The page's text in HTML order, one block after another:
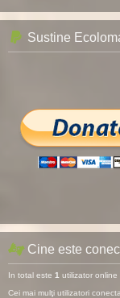
Sustine
Cine este
In total este 1 utilizator
Cei mai mulţi utilizatori